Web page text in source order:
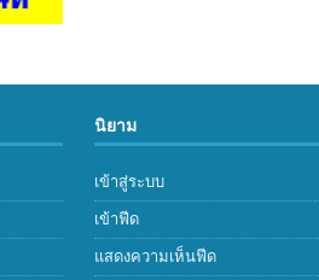
นิยาม
เข้าสู่ระบบ
เข้าฟีด
แสดงความเห็นฟีด